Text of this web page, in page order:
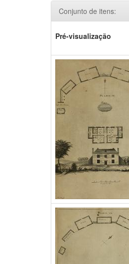
Conjunto de itens:
Pré-visualização